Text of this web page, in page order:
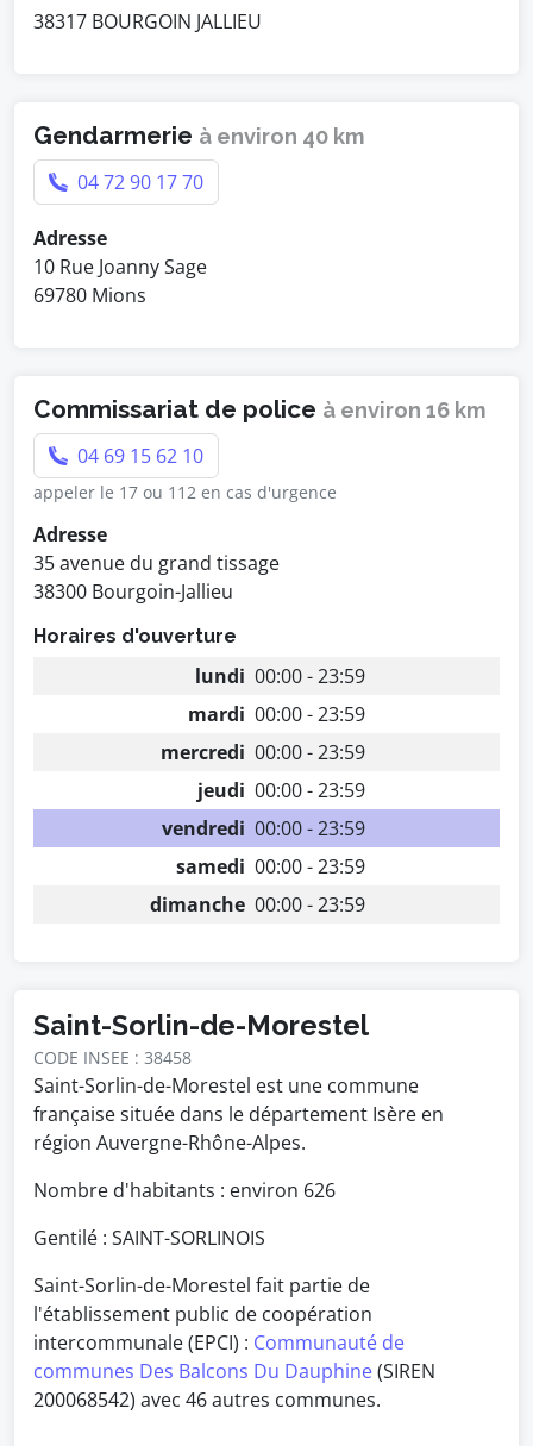
38317 BOURGOIN JALLIEU
Gendarmerie à environ 40 km
04 72 90 17 70
Adresse
10 Rue Joanny Sage
69780 Mions
Commissariat de police à environ 16 km
04 69 15 62 10
appeler le 17 ou 112 en cas d'urgence
Adresse
35 avenue du grand tissage
38300 Bourgoin-Jallieu
Horaires d'ouverture
lundi 00:00 - 23:59
mardi 00:00 - 23:59
mercredi 00:00 - 23:59
jeudi 00:00 - 23:59
vendredi 00:00 - 23:59
samedi 00:00 - 23:59
dimanche 00:00 - 23:59
Saint-Sorlin-de-Morestel
CODE INSEE : 38458
Saint-Sorlin-de-Morestel est une commune
française située dans le département Isère en
région Auvergne-Rhône-Alpes.
Nombre d'habitants : environ 626
Gentilé : SAINT-SORLINOIS
Saint-Sorlin-de-Morestel fait partie de
l'établissement public de coopération
intercommunale (EPCI) : Communauté de
communes Des Balcons Du Dauphine(SIREN
200068542) avec 46 autres communes.